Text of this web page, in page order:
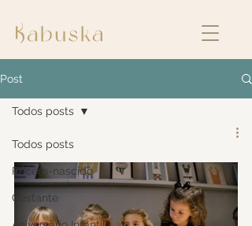
Post
Todos posts
Recém-nascido
Gestante
Todos posts